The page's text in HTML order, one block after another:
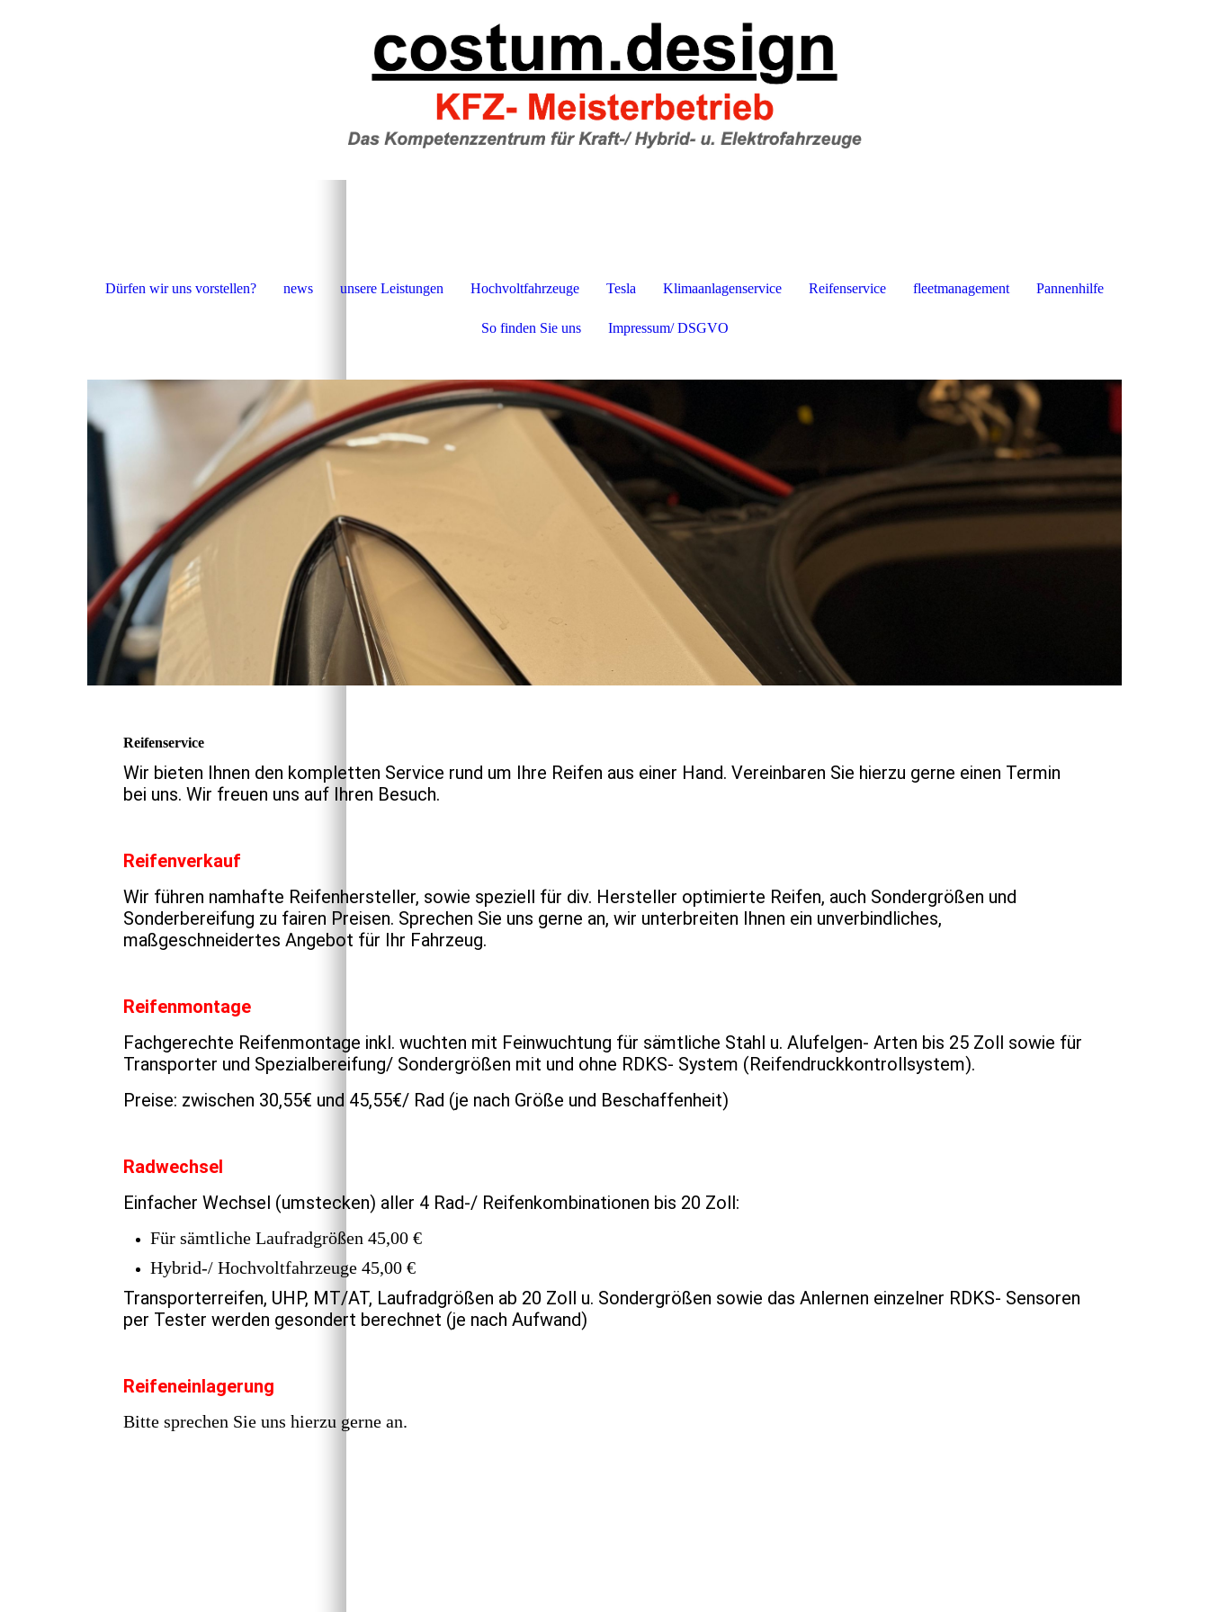
Dürfen wir uns vorstellen? news unsere Leistungen Hochvoltfahrzeuge Tesla Klimaanlagenservice Reifenservice fleetmanagement Pannenhilfe
So finden Sie uns Impressum/ DSGVO
Reifenservice
Wir bieten Ihnen den kompletten Service rund um Ihre Reifen aus einer Hand. Vereinbaren Sie hierzu gerne einen Termin
bei uns. Wir freuen uns auf Ihren Besuch.
Reifenverkauf
Wir führen namhafte Reifenhersteller, sowie speziell für div. Hersteller optimierte Reifen, auch Sondergrößen und
Sonderbereifung zu fairen Preisen. Sprechen Sie uns gerne an, wir unterbreiten Ihnen ein unverbindliches,
maßgeschneidertes Angebot für Ihr Fahrzeug.
Reifenmontage
Fachgerechte Reifenmontage inkl. wuchten mit Feinwuchtung für sämtliche Stahl u. Alufelgen- Arten bis 25 Zoll sowie für
Transporter und Spezialbereifung/ Sondergrößen mit und ohne RDKS- System (Reifendruckkontrollsystem).
Preise: zwischen 30,55€ und 45,55€/ Rad (je nach Größe und Beschaffenheit)
Radwechsel
Einfacher Wechsel (umstecken) aller 4 Rad-/ Reifenkombinationen bis 20 Zoll:
Für sämtliche Laufradgrößen 45,00 €
Hybrid-/ Hochvoltfahrzeuge 45,00 €
Transporterreifen, UHP, MT/AT, Laufradgrößen ab 20 Zoll u. Sondergrößen sowie das Anlernen einzelner RDKS- Sensoren
per Tester werden gesondert berechnet (je nach Aufwand)
Reifeneinlagerung
Bitte sprechen Sie uns hierzu gerne an.